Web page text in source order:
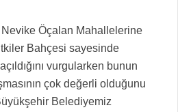
Öçalan Mahallelerine
Bahçesi sayesinde
vurgularken bunun
çok değerli olduğunu
Belediyemiz